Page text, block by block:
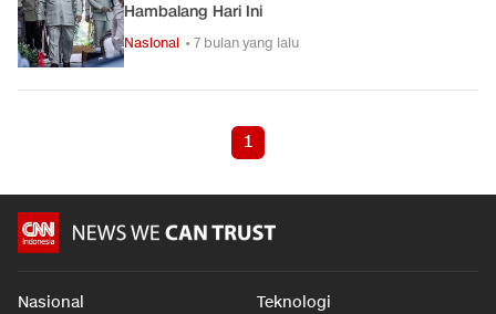
Hambalang Hari Ini
Nasional • 7 bulan yang lalu
1
Nasional Teknologi